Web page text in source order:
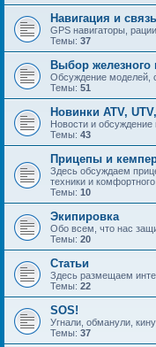
Навигация и связь
GPS навигаторы,
Темы: 37
Выбор железного
Обсуждение моделей,
Темы: 51
Новинки ATV,
Новости и
Темы: 43
Прицепы и
Здесь обсуждаем
техники и
Темы: 10
Экипировка
Обо всем, что нас
Темы: 20
Статьи
Здесь размещаем
Темы: 22
SOS!
Угнали, обманули,
Темы: 37